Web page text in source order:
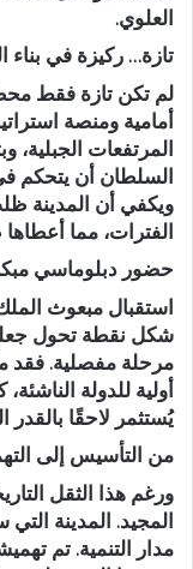
العلوي.
تازة… ركيزة في بناء
لم تكن تازة فقط
أمامية ومنصة
المرتفعات الجبلية،
السلطان أن يتحكم
ويكفي أن المدينة
الفترات، مما أعطاها
حضور دبلوماسي
استقبال مبعوث
شكل نقطة تحول
مرحلة مفصلية. فقد
أولية للدولة
يُستثمر لاحقًا بالقدر
من التأسيس إلى
ورغم هذا الثقل
المجيد. المدينة
مدار التنمية. تم